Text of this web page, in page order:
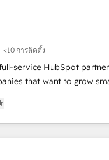
Technical Expertise
Migration Excellence
Solutions Partner 🏆2019
Impact Award 🏆2019
HubSpot Impact
HubSpot Impact
Agency of the Year
HubSpot Impact Award
<10 การติดตั้ง
service HubSpot
that want to grow
website to lead
we do it all (and with